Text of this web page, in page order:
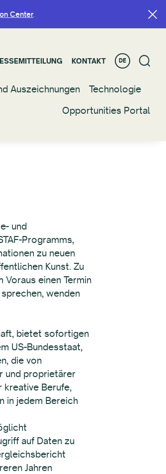
Center.
KONTAKT DE
Auszeichnungen
Technologie
Opportunities Portal
Center.
KONTAKT DE
Auszeichnungen
Technologie
Opportunities Portal
und
Programms,
zu neuen
Kunst. Zu
einen Termin
wenden
bietet sofortigen
US-Bundesstaat,
die von
und proprietärer
kreative Berufe,
in jedem Bereich
auf Daten zu
Jahren